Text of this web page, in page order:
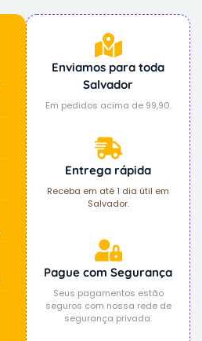
Enviamos para toda
Salvador
Em pedidos acima de 99,90.
Entrega rápida
Receba em até 1 dia útil em
Salvador.
Pague com Segurança
Seus pagamentos estão
seguros com nossa rede de
segurança privada.